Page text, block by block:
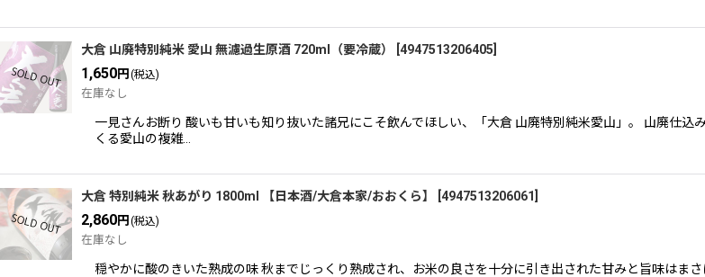
大倉 山廃特別純米 愛山 無濾過生原酒 720ml（要冷蔵） 4947513206405
1,650円 (税込)
在庫なし
一見さんお断り 酸いも甘いも知り抜いた諸兄にこそ飲んでほしい、「大倉 山廃特別純米愛山」。 山廃仕
くる愛山の複雑…
大倉 特別純米 秋あがり 1800ml 【日本酒/大倉本家/おおくら】 4947513206061
2,860円 (税込)
在庫なし
穏やかに酸のきいた熟成の味 秋までじっくり熟成され、お米の良さを十分に引き出された甘みと旨味はま